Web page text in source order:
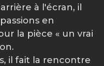
à l'écran, il
en
la pièce « un vrai
il fait la rencontre